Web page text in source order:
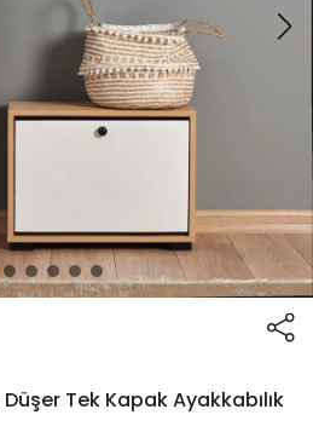
Tek Kapak Ayakkabılık